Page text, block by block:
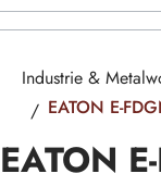
Industrie &
EATON E-
EATON